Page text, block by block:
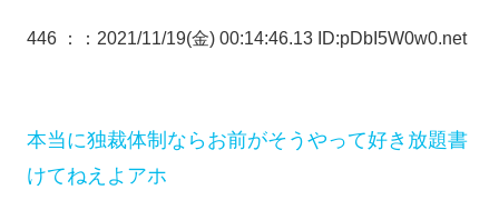
446 ： ：2021/11/19(金) 00:14:46.13 ID:pDbI5W0w0.net
本当に独裁体制ならお前がそうやって好き放題書
けてねえよアホ